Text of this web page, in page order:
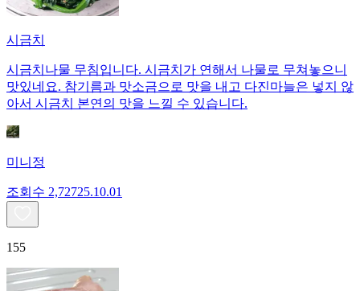
시금치
시금치나물 무침입니다. 시금치가 연해서 나물로 무쳐놓으니
맛있네요. 참기름과 맛소금으로 맛을 내고 다진마늘은 넣지 않
아서 시금치 본연의 맛을 느낄 수 있습니다.
미니정
조회수 2,72725.10.01
155